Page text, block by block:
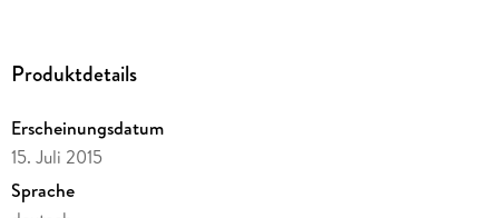
Vergangenheit. Was er findet, gefährdet nicht nur seine
Produktdetails
Erscheinungsdatum
15. Juli 2015
Sprache